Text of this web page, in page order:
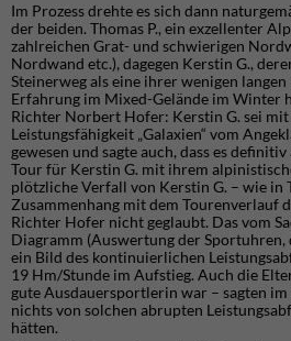
Im Prozess drehte es sich dann
der beiden. Thomas P., ein exzellenter
zahlreichen Grat- und schwierigen
Nordwand etc.), dagegen Kerstin G.,
Steinerweg als eine ihrer wenigen
Erfahrung im Mixed-Gelände im Winter
Richter Norbert Hofer: Kerstin G. sei
Leistungsfähigkeit „Galaxien“ vom
gewesen und sagte auch, dass es
Tour für Kerstin G. mit ihrem
plötzliche Verfall von Kerstin G. – wie in
Zusammenhang mit dem Tourenverlauf
Richter Hofer nicht geglaubt. Das vom
Diagramm (Auswertung der Sportuhren,
ein Bild des kontinuierlichen
19 Hm/Stunde im Aufstieg. Auch die
gute Ausdauersportlerin war – sagten im
nichts von solchen abrupten
hätten.